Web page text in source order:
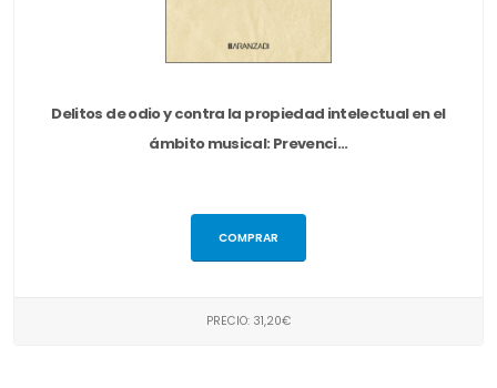
Delitos de odio y contra la propiedad intelectual en el
ámbito musical: Prevenci...
COMPRAR
PRECIO: 31,20€